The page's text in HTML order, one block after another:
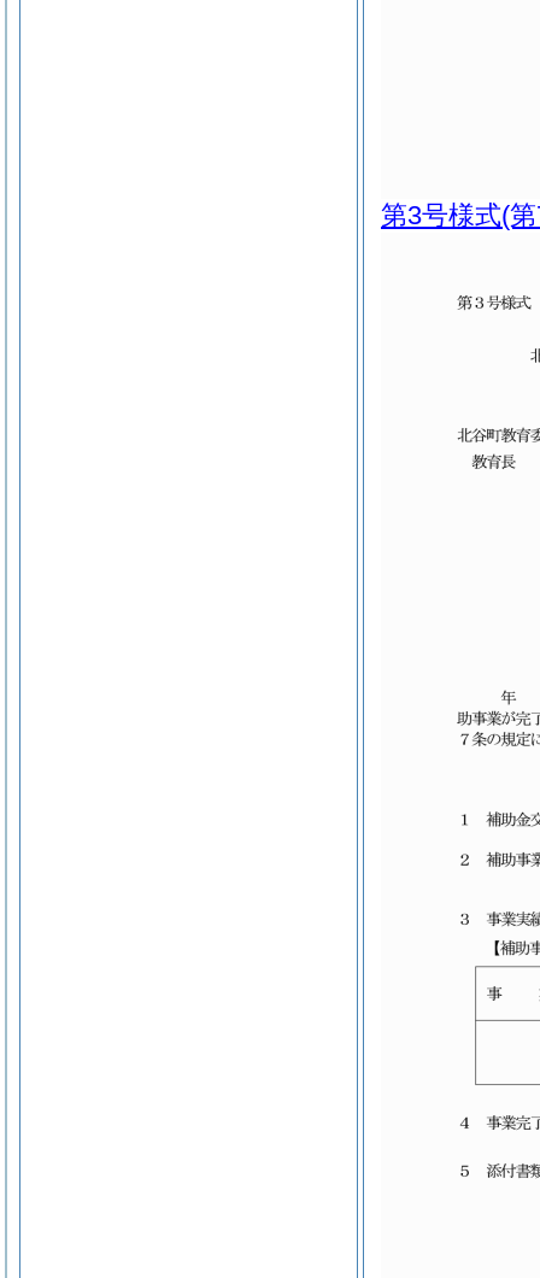
第3号様式(